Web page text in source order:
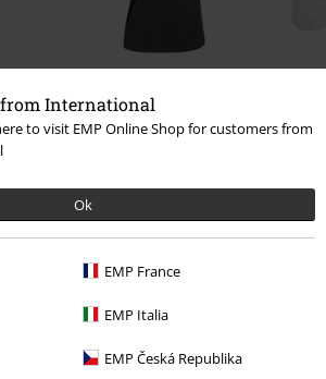
International
to visit EMP Online Shop for customers from
Ok
EMP France
EMP Italia
EMP Česká Republika
543,00 OdKč 489,00
"Luna Lovegood - Wavy Edge".